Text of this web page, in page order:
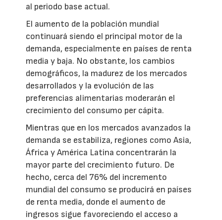
al periodo base actual.
El aumento de la población mundial
continuará siendo el principal motor de la
demanda, especialmente en países de renta
media y baja. No obstante, los cambios
demográficos, la madurez de los mercados
desarrollados y la evolución de las
preferencias alimentarias moderarán el
crecimiento del consumo per cápita.
Mientras que en los mercados avanzados la
demanda se estabiliza, regiones como Asia,
África y América Latina concentrarán la
mayor parte del crecimiento futuro. De
hecho, cerca del 76% del incremento
mundial del consumo se producirá en países
de renta media, donde el aumento de
ingresos sigue favoreciendo el acceso a